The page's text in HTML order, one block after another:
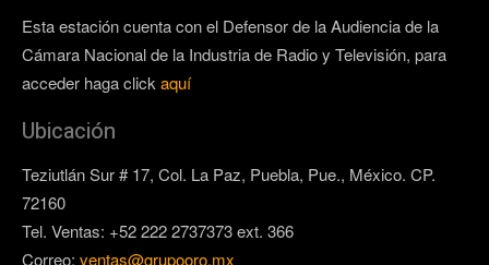
Esta estación cuenta con el Defensor de la Audiencia de la
Cámara Nacional de la Industria de Radio y Televisión, para
acceder haga click aquí
Ubicación
Teziutlán Sur # 17, Col. La Paz, Puebla, Pue., México. CP.
72160
Tel. Ventas: +52 222 2737373 ext. 366
Correo: ventas@grupooro.mx